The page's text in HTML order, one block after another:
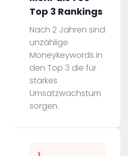
Top 3 Rankings
Nach 2 Jahren sind
unzählige
Moneykeywords in
den Top 3 die für
starkes
Umsatzwachstum
sorgen.